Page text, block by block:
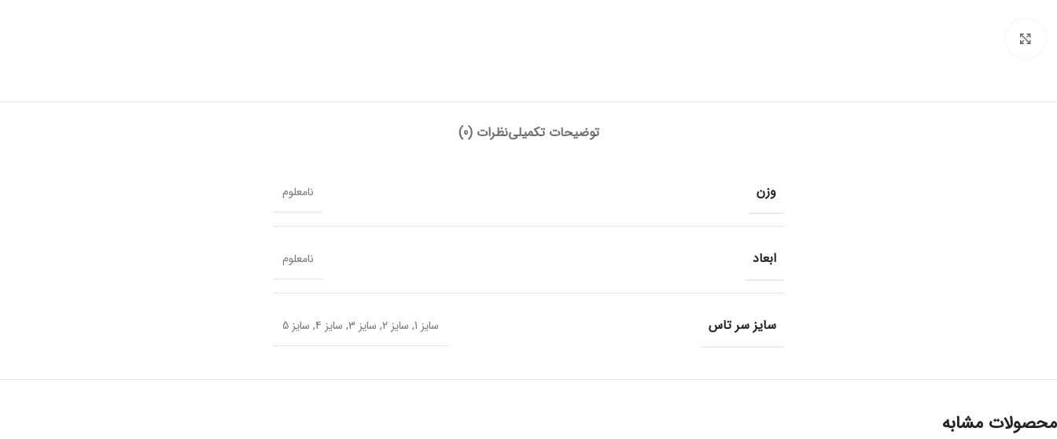
توضیحات تکمیلینظرات (0)
وزن نامعلوم
ابعاد نامعلوم
سایز سر تاس سایز 1 , سایز 2 , سایز 3 , سایز 4 , سایز 5
محصولات مشابه